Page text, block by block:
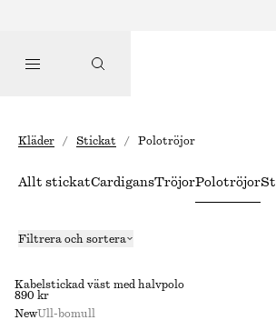
Kläder / Stickat / Polotröjor
Allt stickatCardigansTröjorPolotröjor
Filtrera och sortera
Kabelstickad väst med halvpolo
890 kr
NewUll-bomull